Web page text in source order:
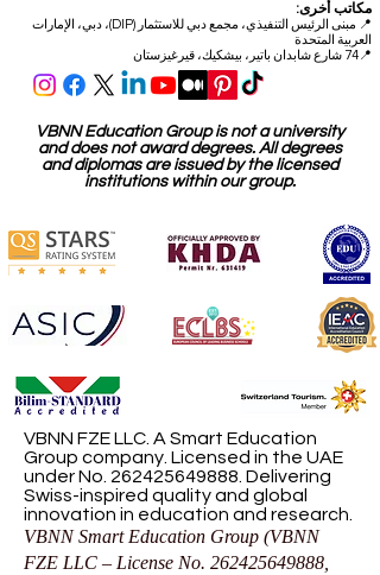
مكاتب أخرى:
📍
مبنى الرئيس التنفيذي، مجمع دبي للاستثمار (DIP)، دبي، الإمارات
العربية المتحدة
📍74 شارع شابدان باتير، بيشكيك، قيرغيزستان
VBNN Education Group is not a university
and does not award degrees. All degrees
and diplomas are issued by the licensed
institutions within our group.
VBNN FZE LLC. A Smart Education
Group company. Licensed in the UAE
under No. 262425649888. Delivering
Swiss-inspired quality and global
innovation in education and research.
VBNN Smart Education Group (VBNN
FZE LLC – License No. 262425649888